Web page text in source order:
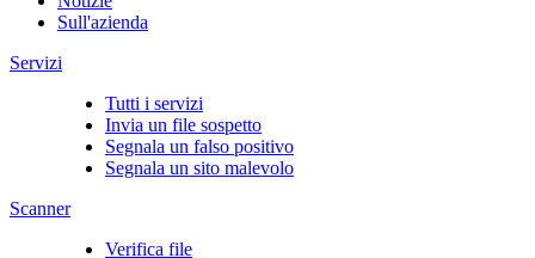
Sull'azienda
Servizi
Tutti i servizi
Invia un file sospetto
Segnala un falso positivo
Segnala un sito malevolo
Scanner
Verifica file